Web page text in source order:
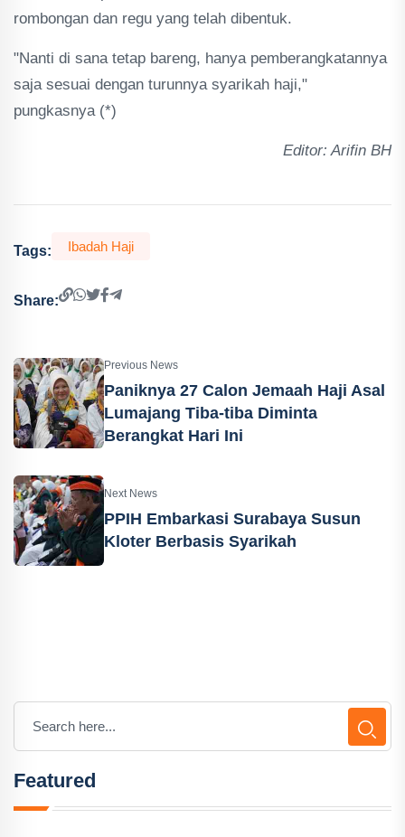
rombongan dan regu yang telah dibentuk.
"Nanti di sana tetap bareng, hanya pemberangkatannya
saja sesuai dengan turunnya syarikah haji,"
pungkasnya (*)
Editor: Arifin BH
Tags: Ibadah Haji
Share:
Previous News
Paniknya 27 Calon Jemaah Haji Asal
Lumajang Tiba-tiba Diminta
Berangkat Hari Ini
Next News
PPIH Embarkasi Surabaya Susun
Kloter Berbasis Syarikah
Featured